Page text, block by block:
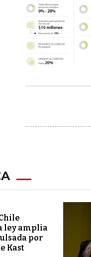
ley amplia
por
Kast